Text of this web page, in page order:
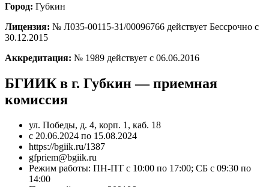
Город: Губкин
Лицензия: № Л035-00115-31/00096766 действует Бессрочно с
30.12.2015
Аккредитация: № 1989 действует с 06.06.2016
БГИИК в г. Губкин — приемная
комиссия
ул. Победы, д. 4, корп. 1, каб. 18
с 20.06.2024 по 15.08.2024
https://bgiik.ru/1387
gfpriem@bgiik.ru
Режим работы: ПН-ПТ с 10:00 по 17:00; СБ с 09:30 по
14:00